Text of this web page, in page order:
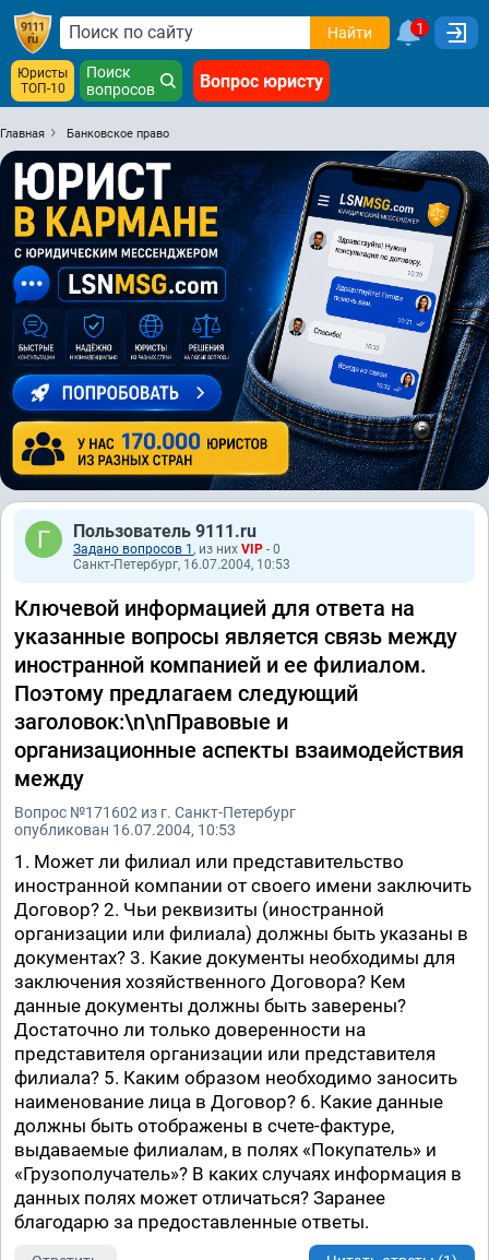
Найти 1
Юристы
ТОП-10
Поиск
вопросов
Вопрос юристу
Главная Банковское право
Пользователь 9111.ru
Задано вопросов 1 , из них VIP - 0
Санкт-Петербург, 16.07.2004, 10:53
Ключевой информацией для ответа на
указанные вопросы является связь между
иностранной компанией и ее филиалом.
Поэтому предлагаем следующий
заголовок:\n\nПравовые и
организационные аспекты взаимодействия
между
Вопрос №171602 из г. Санкт-Петербург
опубликован 16.07.2004, 10:53
1. Может ли филиал или представительство
иностранной компании от своего имени заключить
Договор? 2. Чьи реквизиты (иностранной
организации или филиала) должны быть указаны в
документах? 3. Какие документы необходимы для
заключения хозяйственного Договора? Кем
данные документы должны быть заверены?
Достаточно ли только доверенности на
представителя организации или представителя
филиала? 5. Каким образом необходимо заносить
наименование лица в Договор? 6. Какие данные
должны быть отображены в счете-фактуре,
выдаваемые филиалам, в полях «Покупатель» и
«Грузополучатель»? В каких случаях информация в
данных полях может отличаться? Заранее
благодарю за предоставленные ответы.